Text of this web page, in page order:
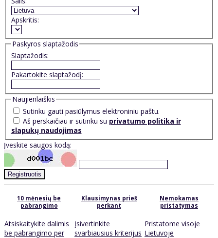
Apskritis:
Paskyros slaptažodis
Slaptažodis:
Pakartokite slaptažodį:
Naujienlaiškis
Sutinku gauti pasiūlymus elektroniniu paštu.
Aš perskaičiau ir sutinku su privatumo politika ir
slapukų naudojimas
Įveskite saugos kodą:
10 mėnesių be
pabrangimo
Atsiskaitykite dalimis
be pabrangimo per
Klausimynas prieš
perkant
Įsivertinkite
svarbiausius kriterijus
Nemokamas
pristatymas
Pristatome visoje
Lietuvoje